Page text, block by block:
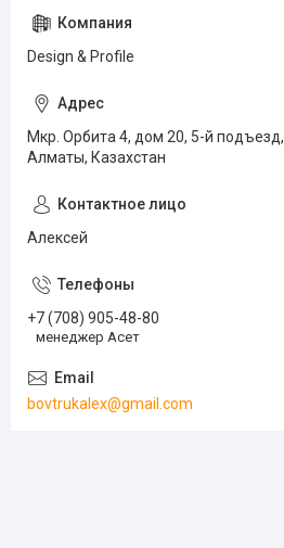
Design & Profile
Мкр. Орбита 4, дом 20, 5-й подъезд,
Алматы, Казахстан
Алексей
+7 (708) 905-48-80
менеджер Асет
bovtrukalex@gmail.com